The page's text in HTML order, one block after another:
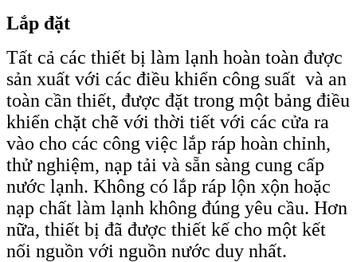
Lắp đặt
Tất cả các thiết bị làm lạnh hoàn toàn được
sản xuất với các điều khiển công suất và an
toàn cần thiết, được đặt trong một bảng điều
khiển chặt chẽ với thời tiết với các cửa ra
vào cho các công việc lắp ráp hoàn chỉnh,
thử nghiệm, nạp tải và sẵn sàng cung cấp
nước lạnh. Không có lắp ráp lộn xộn hoặc
nạp chất làm lạnh không đúng yêu cầu. Hơn
nữa, thiết bị đã được thiết kế cho một kết
nối nguồn với nguồn nước duy nhất.